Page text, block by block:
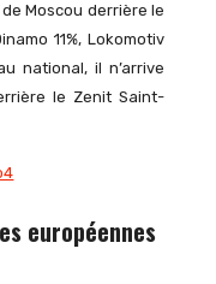
Moscou derrière le
11%, Lokomotiv
national, il n’arrive
le Zenit Saint-
européennes